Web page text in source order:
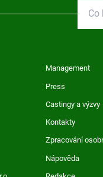
Management
Press
Castingy a výzvy
Kontakty
Zpracování
Nápověda